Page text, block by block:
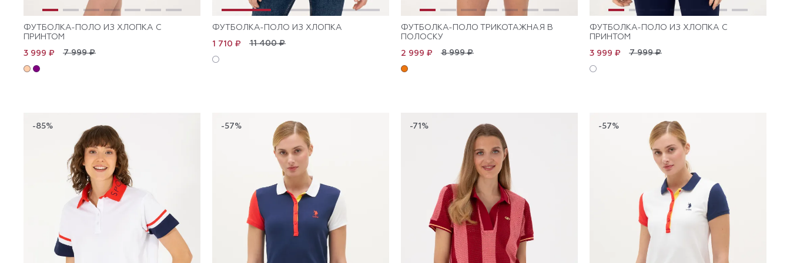
ФУТБОЛКА-ПОЛО ИЗ ХЛОПКА С
ПРИНТОМ
7 999 ₽
3 999 ₽
ФУТБОЛКА-ПОЛО ИЗ ХЛОПКА
11 400 ₽
1 710 ₽
ФУТБОЛКА-ПОЛО ТРИКОТАЖНАЯ В
ПОЛОСКУ
8 999 ₽
2 999 ₽
ФУТБОЛКА-ПОЛО ИЗ ХЛОПКА С
ПРИНТОМ
7 999 ₽
3 999 ₽
-85% -57% -71% -57%